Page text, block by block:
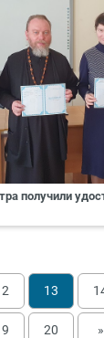
получили
13
20 »